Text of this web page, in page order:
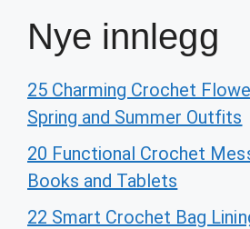
Nye innlegg
25 Charming Crochet
Spring and Summer Outfits
20 Functional Crochet
Books and Tablets
22 Smart Crochet Bag